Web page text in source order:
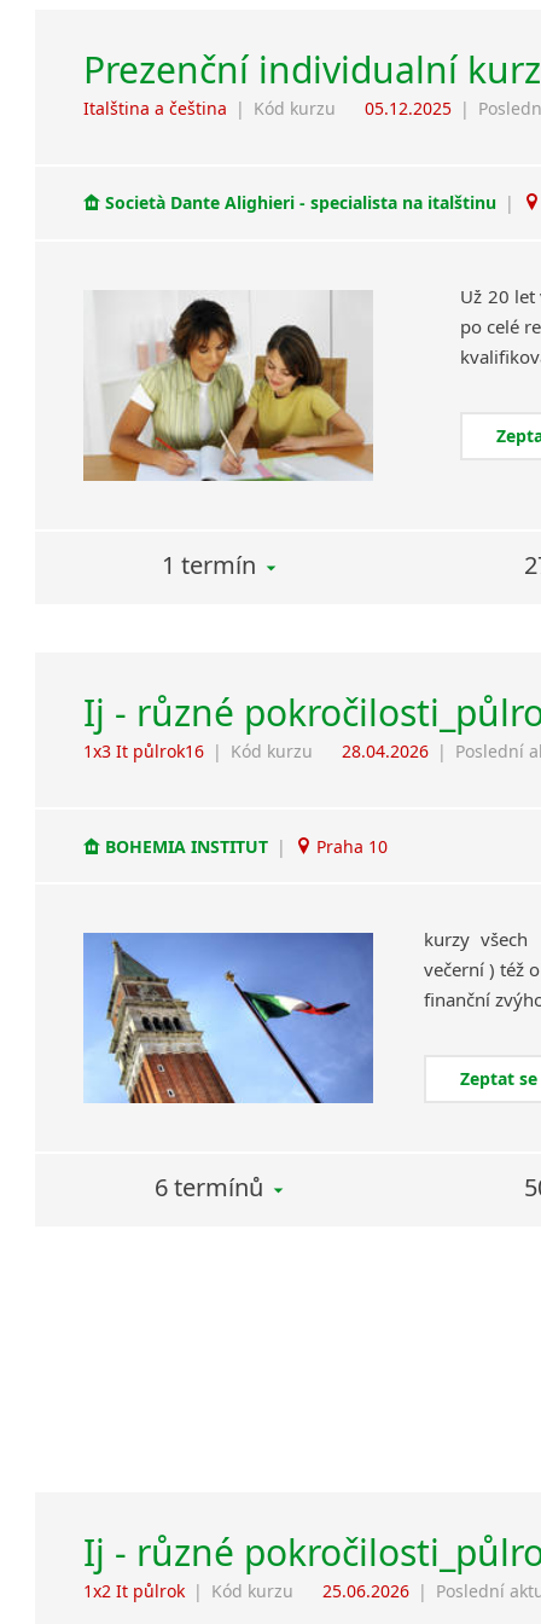
Prezenční individualní
Italština a čeština | Kód kurzu 05.12.2025 |
Società Dante Alighieri - specialista na italštinu |
Už 20 let
po celé
1 termín
Ij - různé
1x3 It půlrok16 | Kód kurzu 28.04.2026 | Poslední
BOHEMIA INSTITUT | Praha 10
kurzy
večerní ) též
Zeptat
6 termínů
Ij - různé
1x2 It půlrok | Kód kurzu 25.06.2026 | Poslední